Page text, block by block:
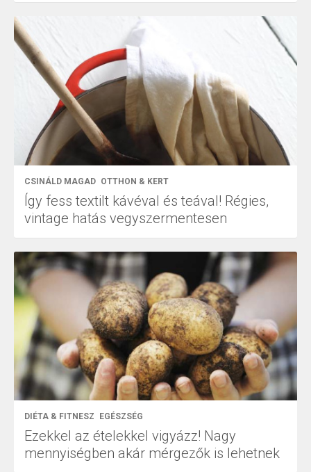
CSINÁLD MAGAD OTTHON & KERT
Így fess textilt kávéval és teával! Régies,
vintage hatás vegyszermentesen
DIÉTA & FITNESZ EGÉSZSÉG
Ezekkel az ételekkel vigyázz! Nagy
mennyiségben akár mérgezők is lehetnek